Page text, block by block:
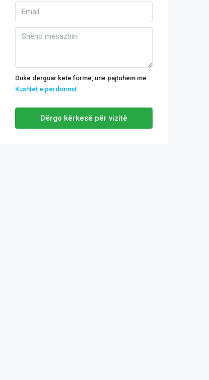
Duke dërguar këtë formë, unë pajtohem me
Kushtet e përdorimit
Dërgo kërkesë për vizitë